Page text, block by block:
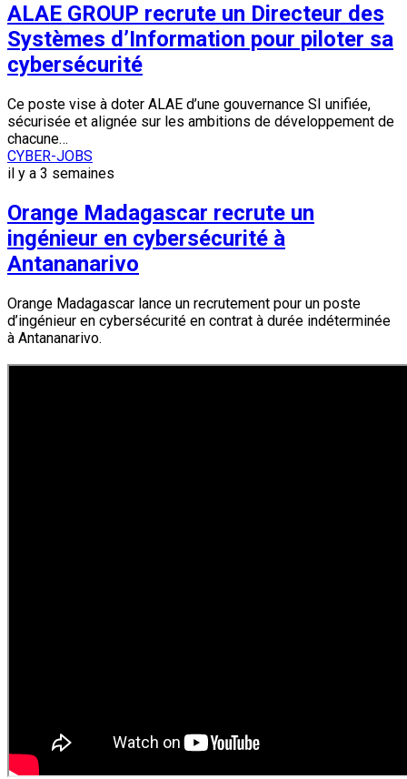
ALAE GROUP recrute un Directeur des
Systèmes d’Information pour piloter sa
cybersécurité
Ce poste vise à doter ALAE d’une gouvernance SI unifiée,
sécurisée et alignée sur les ambitions de développement de
chacune…
CYBER-JOBS
il y a 3 semaines
Orange Madagascar recrute un
ingénieur en cybersécurité à
Antananarivo
Orange Madagascar lance un recrutement pour un poste
d’ingénieur en cybersécurité en contrat à durée indéterminée
à Antananarivo.